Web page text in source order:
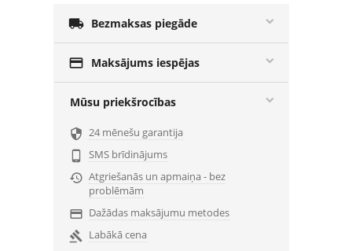
 Bezmaksas piegāde
 Maksājums iespējas
Mūsu priekšrocības
 24 mēnešu garantija

SMS brīdinājums
 Atgriešanās un apmaiņa - bez
problēmām
 Dažādas maksājumu metodes
 Labākā cena